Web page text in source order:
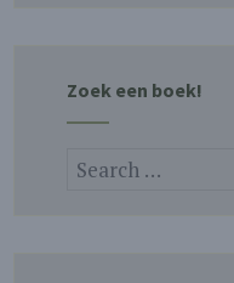
Zoek een boek!